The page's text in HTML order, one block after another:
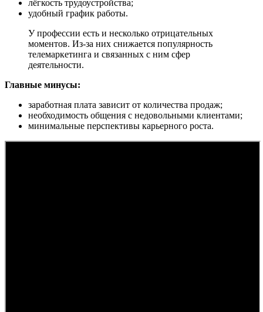
лёгкость трудоустройства;
удобный график работы.
У профессии есть и несколько отрицательных
моментов. Из-за них снижается популярность
телемаркетинга и связанных с ним сфер
деятельности.
Главные минусы:
заработная плата зависит от количества продаж;
необходимость общения с недовольными клиентами;
минимальные перспективы карьерного роста.